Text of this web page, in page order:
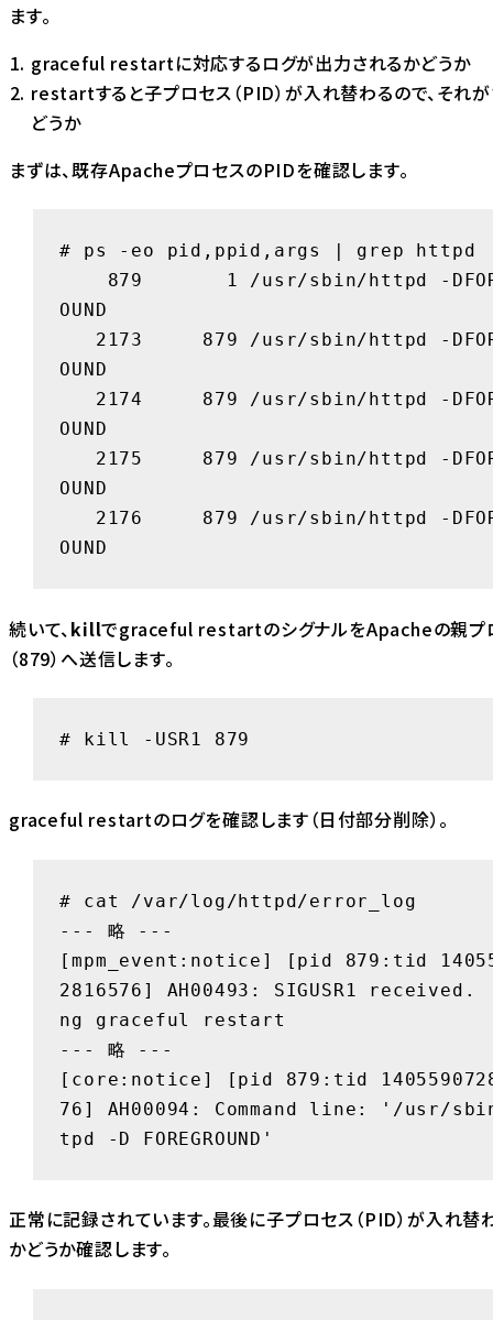
ます。
graceful restartに対応するログが出力されるかどうか
restartすると子プロセス（PID）が入れ替わるので、それ
どうか
まずは、既存ApacheプロセスのPIDを確認します。
# ps -eo pid,ppid,args | grep httpd
OUND
OUND
OUND
OUND
OUND
続いて、 killでgraceful restartのシグナルをApacheの親プ
（879）へ送信します。
# kill -USR1 879
graceful restartのログを確認します（日付部分削除）。
# cat /var/log/httpd/error_log
--- 略 ---
[mpm_event:notice] [pid 879:tid
2816576] AH00493: SIGUSR1 received.
ng graceful restart
--- 略 ---
[core:notice] [pid 879:tid
76] AH00094: Command line: '/usr/
tpd -D FOREGROUND'
正常に記録されています。最後に子プロセス（PID）が入れ替
かどうか確認します。